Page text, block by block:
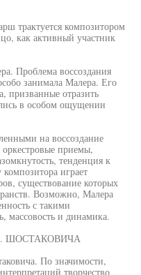
трактуется композитором
как активный участник
Проблема воссоздания
занимала Малера. Его
призванные отразить
в особом ощущении
на воссоздание
приемы,
тенденция к
играет
существование которых
Возможно, Малера
с такими
массовость и динамика.
ШОСТАКОВИЧА
По значимости,
творчество